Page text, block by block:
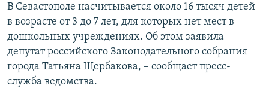
поискуИНФОГРАФИКА
ТЕЛЕПРОЕКТ КРЫМ.РЕАЛИИ
СОВЕТЫ ПРАВОЗАЩИТНИКОВ
ПРОПАВШИЕ БЕЗ ВЕСТИ
КАК ОБОЙТИ БЛОКИРОВКУ
Українською
Qırımtatar
В Севастополе насчитывается около 16 тысяч детей
в возрасте от 3 до 7 лет, для которых нет мест в
дошкольных учреждениях. Об этом заявила
депутат российского Законодательного собрания
города Татьяна Щербакова, – сообщает пресс-
служба ведомства.